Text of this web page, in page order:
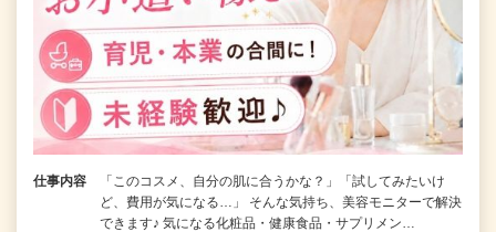
仕事内容
「このコスメ、自分の肌に合うかな？」「試してみたいけ
ど、費用が気になる…」 そんな気持ち、美容モニターで解決
できます♪ 気になる化粧品・健康食品・サプリメン…